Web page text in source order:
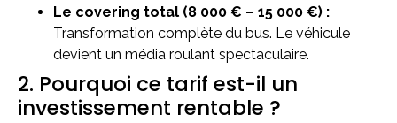
Le covering total (8 000 € – 15 000 €) :
Transformation complète du bus. Le véhicule
devient un média roulant spectaculaire.
2. Pourquoi ce tarif est-il un
investissement rentable ?